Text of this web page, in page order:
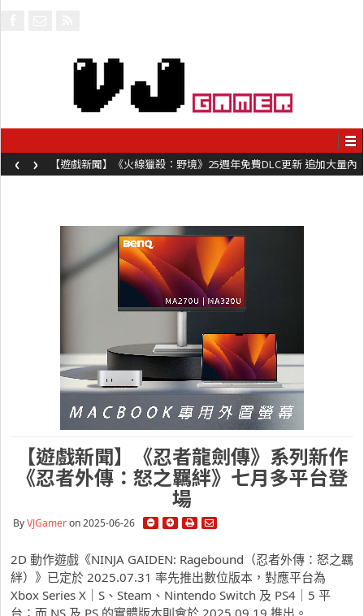
【遊戲新聞】《火線獵殺：野境》25週年免費DLC更新 追加大量內
容同時系舊作限時超平價折扣
‹ ›
【遊戲新聞】《忍者龍劍傳》系列新作
《忍者外傳：怒之羈絆》七月多平台登
場
ByVJGameron 2025-06-26
2D 動作遊戲《NINJA GAIDEN: Ragebound（忍者外傳：怒之羈
絆）》已定於 2025.07.31 率先推出數位版本，對應平台為
Xbox Series X｜S、Steam、Nintendo Switch 及 PS4｜5 平
台；而 NS 及 PS 的實體版本則會於 2025.09.19 推出。